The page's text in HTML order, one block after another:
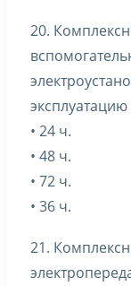
20.
• 24 ч.
• 48 ч.
• 72 ч.
• 36 ч.
21.